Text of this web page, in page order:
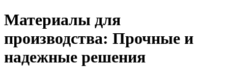
Материалы для
производства: Прочные и
надежные решения